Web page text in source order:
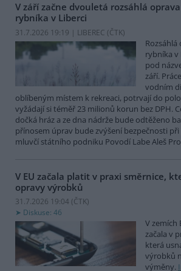
V září začne dvouletá rozsáhlá
rybníka v Liberci
31.7.2026 19:19 | LIBEREC (ČTK)
Rozsáhlá
rybníka v
pod
září.
vodním
oblíbeným místem k rekreaci, potrvají do
vyžádají si téměř 23 milionů korun bez DPH.
dočká hráz a ze dna nádrže bude odtěženo
přínosem úprav bude zvýšení bezpečnosti
mluvčí státního podniku Povodí Labe Aleš
V EU začala platit v praxi směrnice,
opravy výrobků
31.7.2026 19:04 (ČTK)
Diskuse: 46
V zemích
začala v
která
výrobků
výměny.